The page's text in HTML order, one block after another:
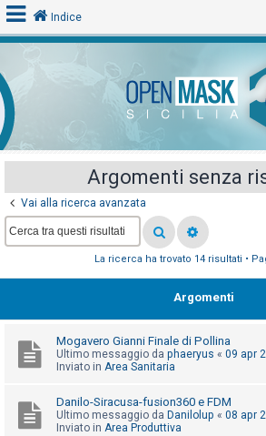
o
g
i
A
e
n
t
Indice
Argomenti senza
Vai alla ricerca avanzata
La ricerca ha trovato 14 risultati •
Argomenti
Mogavero Gianni Finale di Pollina
Ultimo messaggio da phaeryus « 09 apr
Inviato in Area Sanitaria
Danilo-Siracusa-fusion360 e FDM
Ultimo messaggio da Danilolup « 08 apr
Inviato in Area Produttiva